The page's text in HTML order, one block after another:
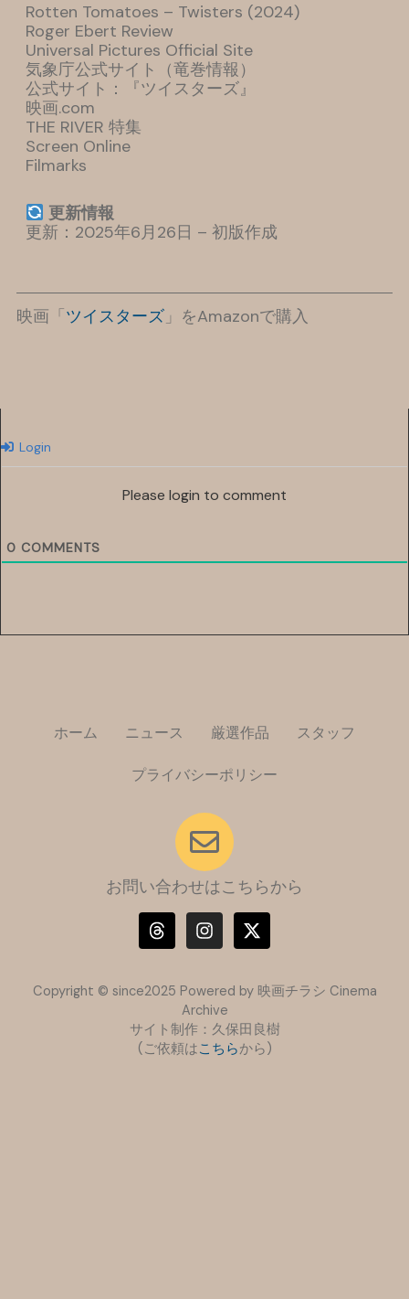
Rotten Tomatoes – Twisters (2024)
Roger Ebert Review
Universal Pictures Official Site
気象庁公式サイト（竜巻情報）
公式サイト：『ツイスターズ』
映画.com
THE RIVER 特集
Screen Online
Filmarks
更新情報
更新：2025年6月26日 – 初版作成
映画「ツイスターズ」をAmazonで購入
Login
Please login to comment
0 COMMENTS
ホーム ニュース 厳選作品 スタッフ
プライバシーポリシー
お問い合わせはこちらから
T
h
r
a
d
I
n
s
g
r
a
m
X
-
t
t
t
e
r
Copyright © since2025 Powered by 映画チラシ Cinema
Archive
サイト制作：久保田良樹
(ご依頼はこちらから)